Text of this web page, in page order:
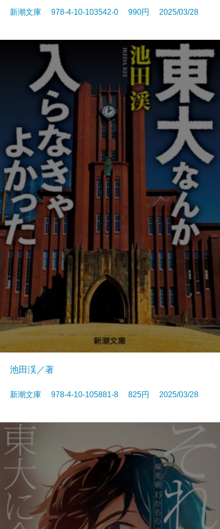
新潮文庫 978-4-10-103542-0 990円 2025/03/28
池田渓／著
新潮文庫 978-4-10-105881-8 825円 2025/03/28